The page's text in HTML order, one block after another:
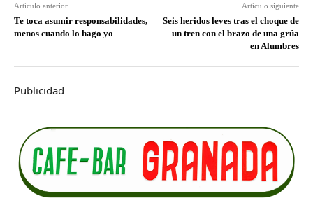
Artículo anterior
Te toca asumir responsabilidades,
menos cuando lo hago yo
Artículo siguiente
Seis heridos leves tras el choque de
un tren con el brazo de una grúa
en Alumbres
Publicidad